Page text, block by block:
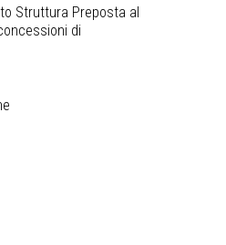
Struttura Preposta al
di